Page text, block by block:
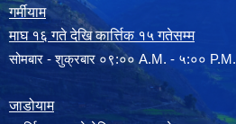
गर्मीयाम
माघ १६ गते देखि कार्त्तिक १५ गतेसम्म
सोमबार - शुक्रबार ०९:०० A.M. - ५:०० P.M.
जाडोयाम